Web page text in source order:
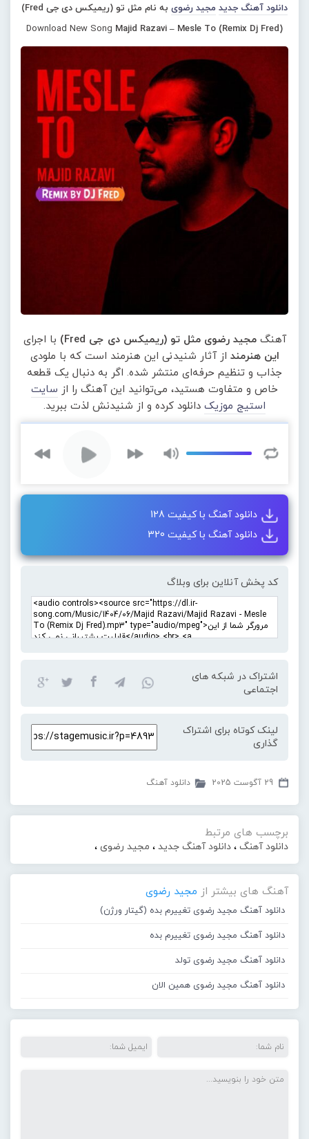
دانلود آهنگ جدید مجید رضوی به نام مثل تو (ریمیکس دی جی Fred)
Download New Song Majid Razavi – Mesle To (Remix Dj Fred)
آهنگمجید رضوی مثل تو (ریمیکس دی جی Fred)
با اجرای
این هنرمند از آثار شنیدنی این هنرمند است که با ملودی
جذاب و تنظیم حرفه‌ای منتشر شده. اگر به دنبال یک قطعه
خاص و متفاوت هستید، می‌توانید این آهنگ را از سایت
استیج موزیک دانلود کرده و از شنیدنش لذت ببرید.
دانلود آهنگ با کیفیت 128
دانلود آهنگ با کیفیت 320
کد پخش آنلاین برای وبلاگ
اشتراک در شبکه های
اجتماعی
لینک کوتاه برای اشتراک
گذاری
29 آگوست 2025 دانلود آهنگ
برچسب های مرتبط
دانلود آهنگ ، دانلود آهنگ جدید ، مجید رضوی ،
آهنگ های بیشتر از مجید رضوی
دانلود آهنگ مجید رضوی تغییرم بده (گیتار ورژن)
دانلود آهنگ مجید رضوی تغییرم بده
دانلود آهنگ مجید رضوی تولد
دانلود آهنگ مجید رضوی همین الان